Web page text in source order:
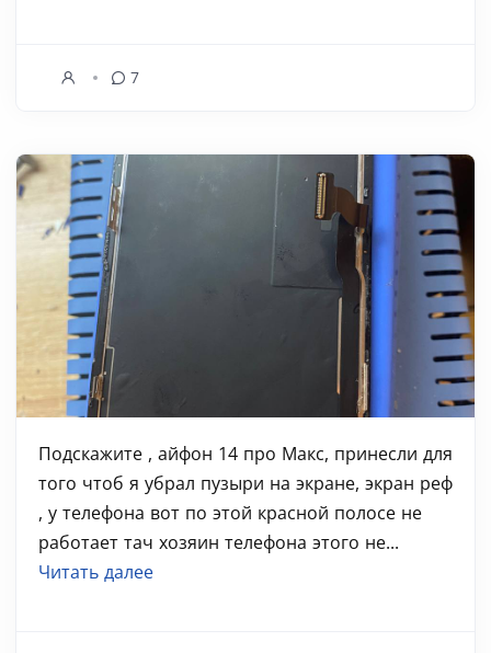
7
Подскажите , айфон 14 про Макс, принесли для
того чтоб я убрал пузыри на экране, экран реф
, у телефона вот по этой красной полосе не
работает тач хозяин телефона этого не...
Читать далее